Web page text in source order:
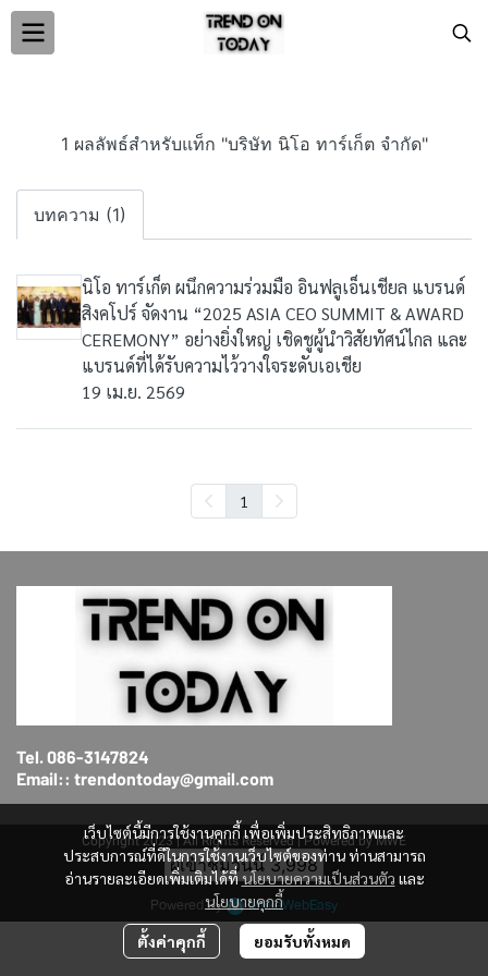
1 ผลลัพธ์สำหรับแท็ก "บริษัท นิโอ ทาร์เก็ต จำกัด"
บทความ (1)
นิโอ ทาร์เก็ต ผนึกความร่วมมือ อินฟลูเอ็นเชียล แบรนด์
สิงคโปร์ จัดงาน “2025 ASIA CEO SUMMIT & AWARD
CEREMONY” อย่างยิ่งใหญ่ เชิดชูผู้นำวิสัยทัศน์ไกล และ
แบรนด์ที่ได้รับความไว้วางใจระดับเอเชีย
19 เม.ย. 2569
1
เว็บไซต์นี้มีการใช้งานคุกกี้ เพื่อเพิ่มประสิทธิภาพและ
ประสบการณ์ที่ดีในการใช้งานเว็บไซต์ของท่าน ท่านสามารถ
อ่านรายละเอียดเพิ่มเติมได้ที่นโยบายความเป็นส่วนตัว และ
นโยบายคุกกี้
ตั้งค่าคุกกี้ ยอมรับทั้งหมด
Tel. 086-3147824
Email:: trendontoday@gmail.com
Copyright 2023 | All Rights Reserved | Powered by MWE
ผู้เข้าชมวันนี้3,998
Powered By MakeWebEasy